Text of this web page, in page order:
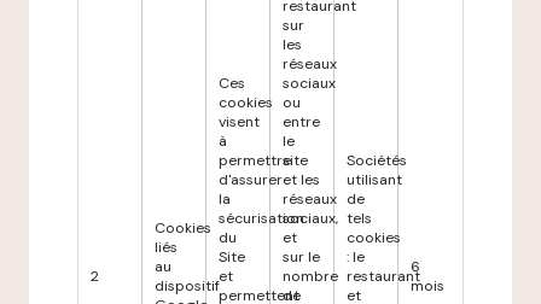
2
Cookies
liés
au
dispositif
Ces
cookies
visent
à
permettre
d'assurer
la
sécurisation
du
Site
et
permettent
restaurant
sur
les
réseaux
sociaux
ou
entre
le
site
et les
réseaux
sociaux,
et
sur le
nombre
de
Sociétés
utilisant
de
tels
cookies
: le
restaurant
et
6
mois